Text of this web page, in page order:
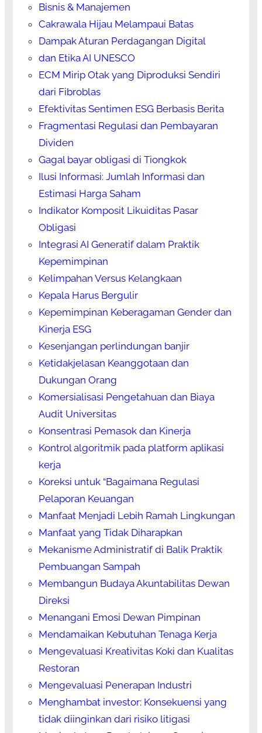
Bisnis & Manajemen
Cakrawala Hijau Melampaui Batas
Dampak Aturan Perdagangan Digital
dan Etika AI UNESCO
ECM Mirip Otak yang Diproduksi Sendiri
dari Fibroblas
Efektivitas Sentimen ESG Berbasis Berita
Fragmentasi Regulasi dan Pembayaran
Dividen
Gagal bayar obligasi di Tiongkok
Ilusi Informasi: Jumlah Informasi dan
Estimasi Harga Saham
Indikator Komposit Likuiditas Pasar
Obligasi
Integrasi AI Generatif dalam Praktik
Kepemimpinan
Kelimpahan Versus Kelangkaan
Kepala Harus Bergulir
Kepemimpinan Keberagaman Gender dan
Kinerja ESG
Kesenjangan perlindungan banjir
Ketidakjelasan Keanggotaan dan
Dukungan Orang
Komersialisasi Pengetahuan dan Biaya
Audit Universitas
Konsentrasi Pemasok dan Kinerja
Kontrol algoritmik pada platform aplikasi
kerja
Koreksi untuk “Bagaimana Regulasi
Pelaporan Keuangan
Manfaat Menjadi Lebih Ramah Lingkungan
Manfaat yang Tidak Diharapkan
Mekanisme Administratif di Balik Praktik
Pembuangan Sampah
Membangun Budaya Akuntabilitas Dewan
Direksi
Menangani Emosi Dewan Pimpinan
Mendamaikan Kebutuhan Tenaga Kerja
Mengevaluasi Kreativitas Koki dan Kualitas
Restoran
Mengevaluasi Penerapan Industri
Menghambat investor: Konsekuensi yang
tidak diinginkan dari risiko litigasi